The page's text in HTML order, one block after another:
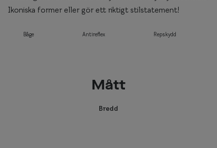
Ikoniska former eller gör ett riktigt stilstatement!
Båge Antireflex Repskydd
Mått
Bredd